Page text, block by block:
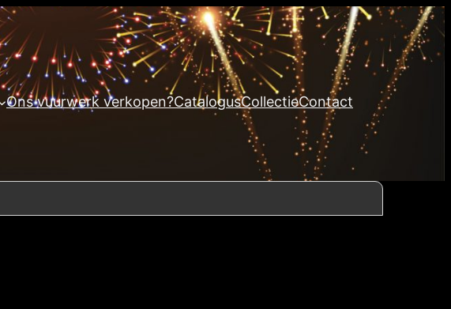
Ons vuurwerk verkopen?CatalogusCollectieContact